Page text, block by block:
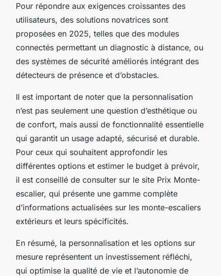
Pour répondre aux exigences croissantes des
utilisateurs, des solutions novatrices sont
proposées en 2025, telles que des modules
connectés permettant un diagnostic à distance, ou
des systèmes de sécurité améliorés intégrant des
détecteurs de présence et d’obstacles.
Il est important de noter que la personnalisation
n’est pas seulement une question d’esthétique ou
de confort, mais aussi de fonctionnalité essentielle
qui garantit un usage adapté, sécurisé et durable.
Pour ceux qui souhaitent approfondir les
différentes options et estimer le budget à prévoir,
il est conseillé de consulter sur le site Prix Monte-
escalier, qui présente une gamme complète
d’informations actualisées sur les monte-escaliers
extérieurs et leurs spécificités.
En résumé, la personnalisation et les options sur
mesure représentent un investissement réfléchi,
qui optimise la qualité de vie et l’autonomie de